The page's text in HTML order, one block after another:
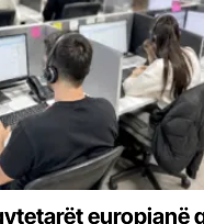
europianë